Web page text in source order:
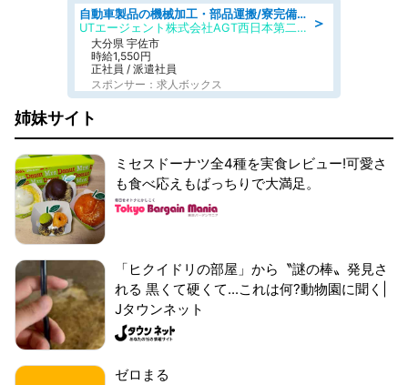
＞
自動車製品の機械加工・部品運搬/寮完備/日払い/工場・製造
UTエージェント株式会社AGT西日本第二CU
大分県 宇佐市
時給1,550円
正社員 / 派遣社員
スポンサー：求人ボックス
姉妹サイト
ミセスドーナツ全4種を実食レビュー!可愛さ
も食べ応えもばっちりで大満足。
「ヒクイドリの部屋」から〝謎の棒〟発見さ
れる 黒くて硬くて...これは何?動物園に聞く|
Jタウンネット
ゼロまる